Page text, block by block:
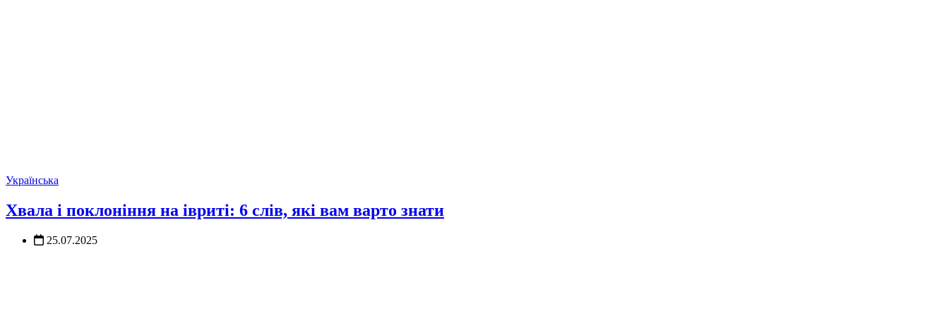
Українська
Хвала і поклоніння на івриті: 6 слів, які вам варто знати
25.07.2025